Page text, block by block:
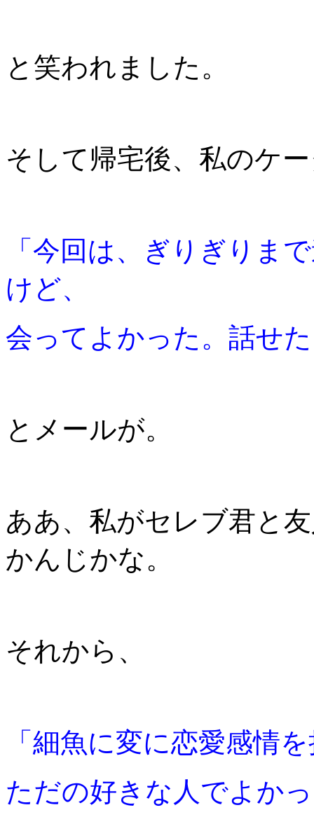
と笑われました。
そして帰宅後、私のケ
「今回は、ぎりぎりま
けど、
会ってよかった。話せ
とメールが。
ああ、私がセレブ君と
かんじかな。
それから、
「細魚に変に恋愛感情
ただの好きな人でよか